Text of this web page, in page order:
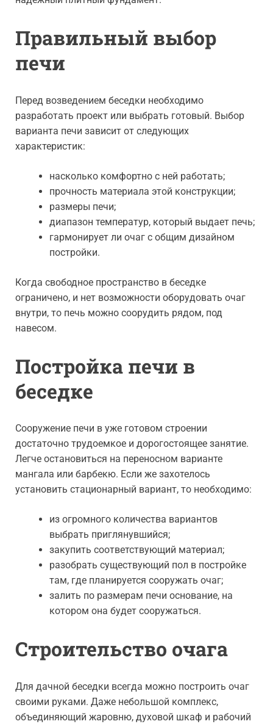
Правильный выбор
печи
Перед возведением беседки необходимо
разработать проект или выбрать готовый. Выбор
варианта печи зависит от следующих
характеристик:
насколько комфортно с ней работать;
прочность материала этой конструкции;
размеры печи;
диапазон температур, который выдает печь;
гармонирует ли очаг с общим дизайном
постройки.
Когда свободное пространство в беседке
ограничено, и нет возможности оборудовать очаг
внутри, то печь можно соорудить рядом, под
навесом.
Постройка печи в
беседке
Сооружение печи в уже готовом строении
достаточно трудоемкое и дорогостоящее занятие.
Легче остановиться на переносном варианте
мангала или барбекю. Если же захотелось
установить стационарный вариант, то необходимо:
из огромного количества вариантов
выбрать приглянувшийся;
закупить соответствующий материал;
разобрать существующий пол в постройке
там, где планируется сооружать очаг;
залить по размерам печи основание, на
котором она будет сооружаться.
Строительство очага
Для дачной беседки всегда можно построить очаг
своими руками. Даже небольшой комплекс,
объединяющий жаровню, духовой шкаф и рабочий